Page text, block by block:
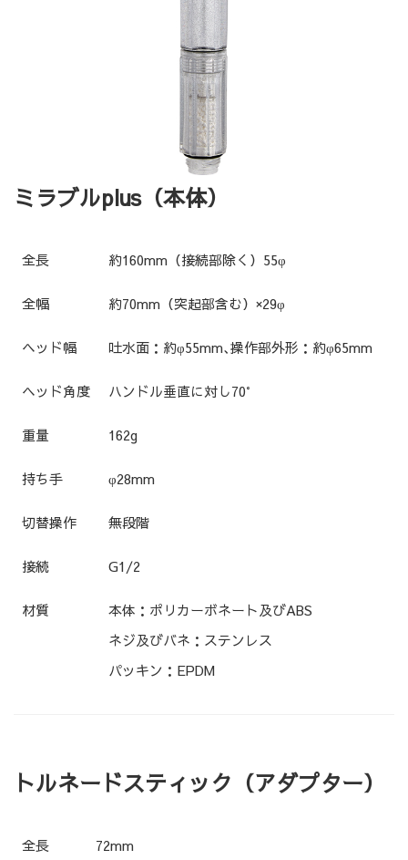
ミラブルplus（本体）
全長 約160mm（接続部除く）55φ
全幅 約70mm（突起部含む）×29φ
ヘッド幅 吐水面：約φ55mm､操作部外形：約φ65mm
ヘッド角度 ハンドル垂直に対し70°
重量 162g
持ち手 φ28mm
切替操作 無段階
接続 G1/2
材質
本体：ポリカーボネート及びABS
ネジ及びバネ：ステンレス
パッキン：EPDM
トルネードスティック（アダプター）
全長 72mm